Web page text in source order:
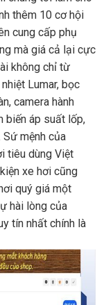
thêm 10 cơ hội
cung cấp phụ
mà giá cả lại cực
không chỉ từ
Lumar, bọc
camera hành
biến áp suất lốp,
Sứ mệnh của
tiêu dùng Việt
xe hơi cũng
quý giá một
hài lòng của
tín nhất chính là